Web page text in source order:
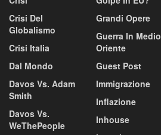
Crisi Del
Globalismo
Crisi Italia
Dal Mondo
Davos Vs. Adam
Smith
Davos Vs.
WeThePeople
Grandi Opere
Guerra In Medio
Oriente
Guest Post
Immigrazione
Inflazione
Inhouse